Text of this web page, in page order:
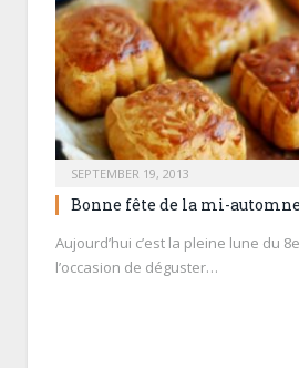
SEPTEMBER 19, 2013
Bonne fête de la mi-
Aujourd’hui c’est la pleine lune du
l’occasion de déguster…